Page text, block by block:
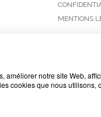
MENTIONS
notre site Web,
cookies que nous utilisons,